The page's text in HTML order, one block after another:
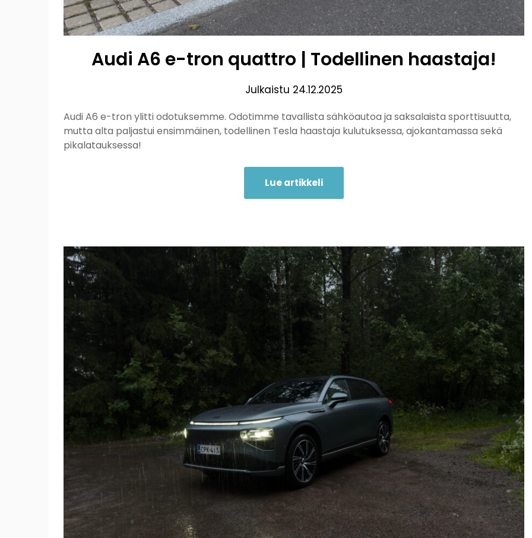
Audi A6 e-tron quattro | Todellinen haastaja!
Julkaistu 24.12.2025
Audi A6 e-tron ylitti odotuksemme. Odotimme tavallista sähköautoa ja saksalaista sporttisuutta,
mutta alta paljastui ensimmäinen, todellinen Tesla haastaja kulutuksessa, ajokantamassa sekä
pikalatauksessa!
Lue artikkeli